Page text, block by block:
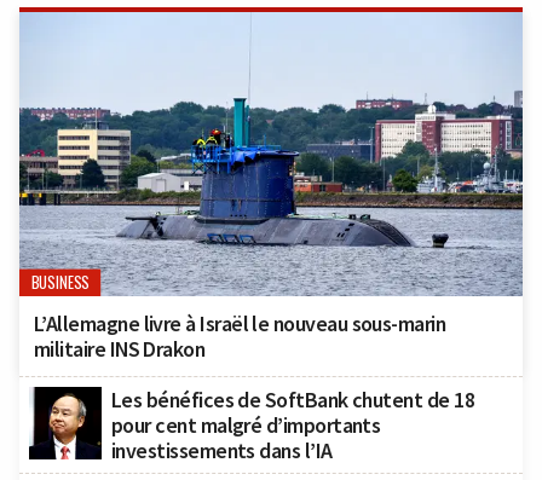
BUSINESS
L’Allemagne livre à Israël le nouveau sous-marin
militaire INS Drakon
Les bénéfices de SoftBank chutent de 18
pour cent malgré d’importants
investissements dans l’IA